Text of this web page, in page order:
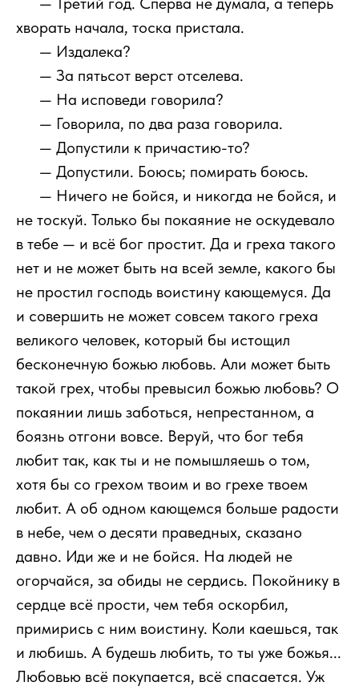
хворать начала, тоска пристала.
— Издалека?
— За пятьсот верст отселева.
— На исповеди говорила?
— Говорила, по два раза говорила.
— Допустили к причастию-то?
— Допустили. Боюсь; помирать боюсь.
— Ничего не бойся, и никогда не бойся, и
не тоскуй. Только бы покаяние не оскудевало
в тебе — и всё бог простит. Да и греха такого
нет и не может быть на всей земле, какого бы
не простил господь воистину кающемуся. Да
и совершить не может совсем такого греха
великого человек, который бы истощил
бесконечную божью любовь. Али может быть
такой грех, чтобы превысил божью любовь? О
покаянии лишь заботься, непрестанном, а
боязнь отгони вовсе. Веруй, что бог тебя
любит так, как ты и не помышляешь о том,
хотя бы со грехом твоим и во грехе твоем
любит. А об одном кающемся больше радости
в небе, чем о десяти праведных, сказано
давно. Иди же и не бойся. На людей не
огорчайся, за обиды не сердись. Покойнику в
сердце всё прости, чем тебя оскорбил,
примирись с ним воистину. Коли каешься, так
и любишь. А будешь любить, то ты уже божья...
Любовью всё покупается, всё спасается. Уж